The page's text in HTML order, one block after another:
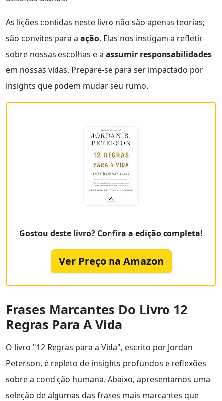
As lições contidas neste livro não são apenas teorias;
são convites para a ação. Elas nos instigam a refletir
sobre nossas escolhas e a assumir responsabilidades
em nossas vidas. Prepare-se para ser impactado por
insights que podem mudar seu rumo.
Gostou deste livro? Confira a edição completa!
Ver Preço na Amazon
Frases Marcantes Do Livro 12
Regras Para A Vida
O livro "12 Regras para a Vida", escrito por Jordan
Peterson, é repleto de insights profundos e reflexões
sobre a condição humana. Abaixo, apresentamos uma
seleção de algumas das frases mais marcantes que